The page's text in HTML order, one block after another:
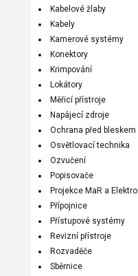
Kabelové žlaby
Kabely
Kamerové systémy
Konektory
Krimpování
Lokátory
Měřicí přístroje
Napájecí zdroje
Ochrana před bleskem
Osvětlovací technika
Ozvučení
Popisovače
Projekce MaR a Elektro
Přípojnice
Přístupové systémy
Revizní přístroje
Rozvaděče
Sběrnice